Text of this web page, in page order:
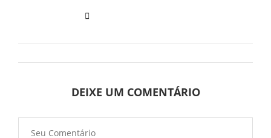
DEIXE UM COMENTÁRIO